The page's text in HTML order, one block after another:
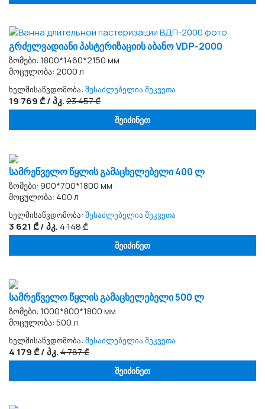
გრძელვადიანი პასტერიზაციის აბანო VDP-2000
ზომები: 1800*1460*2150 мм
მოცულობა: 2000 л
ხელმისაწვდომობა: შესაძლებელია შეკვეთა
19 769 ₾ / პკ.23 457 ₾
შეიძინეთ
სამრეწველო წყლის გამაცხელებელი 400 ლ
ზომები: 900*700*1800 мм
მოცულობა: 400 л
ხელმისაწვდომობა: შესაძლებელია შეკვეთა
3 621 ₾ / პკ.4 148 ₾
შეიძინეთ
სამრეწველო წყლის გამაცხელებელი 500 ლ
ზომები: 1000*800*1800 мм
მოცულობა: 500 л
ხელმისაწვდომობა: შესაძლებელია შეკვეთა
4 179 ₾ / პკ.4 787 ₾
შეიძინეთ